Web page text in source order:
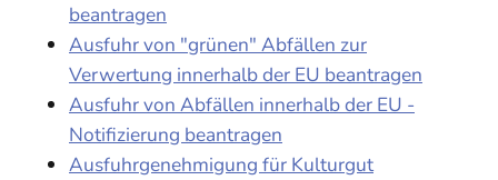
beantragen
Ausfuhr von "grünen" Abfällen zur
Verwertung innerhalb der EU beantragen
Ausfuhr von Abfällen innerhalb der EU -
Notifizierung beantragen
Ausfuhrgenehmigung für Kulturgut